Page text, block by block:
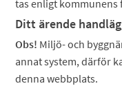
tas enligt kommunens
Ditt ärende
Obs! Miljö- och
annat system, därför
denna webbplats.